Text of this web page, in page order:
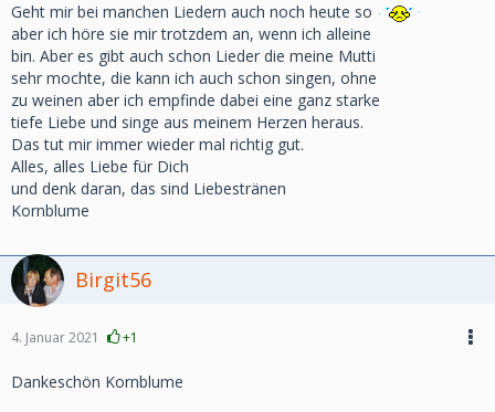
Geht mir bei manchen Liedern auch noch heute so
aber ich höre sie mir trotzdem an, wenn ich alleine
bin. Aber es gibt auch schon Lieder die meine Mutti
sehr mochte, die kann ich auch schon singen, ohne
zu weinen aber ich empfinde dabei eine ganz starke
tiefe Liebe und singe aus meinem Herzen heraus.
Das tut mir immer wieder mal richtig gut.
Alles, alles Liebe für Dich
und denk daran, das sind Liebestränen
Kornblume
Birgit56
4. Januar 2021 +1
Dankeschön Kornblume